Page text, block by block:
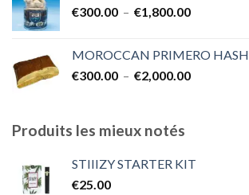
à
€300.00 – €1,800.00Plage
€300.00
à
MOROCCAN PRIMERO HASH
€300.00 – €2,000.00Plage
€2,000.00
Produits les mieux notés
STIIIZY STARTER KIT
€25.00